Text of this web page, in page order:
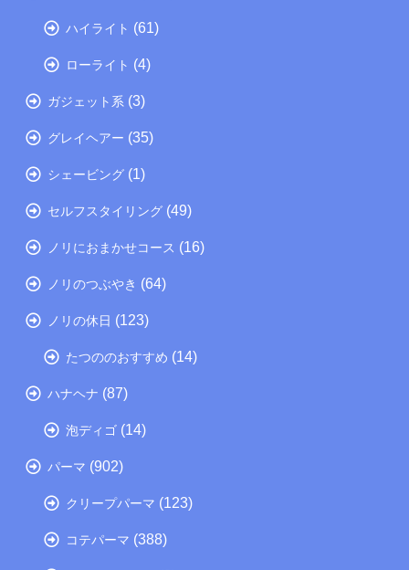
ハイライト (61)
ローライト (4)
ガジェット系 (3)
グレイヘアー (35)
シェービング (1)
セルフスタイリング (49)
ノリにおまかせコース (16)
ノリのつぶやき (64)
ノリの休日 (123)
たつののおすすめ (14)
ハナヘナ (87)
泡ディゴ (14)
パーマ (902)
クリープパーマ (123)
コテパーマ (388)